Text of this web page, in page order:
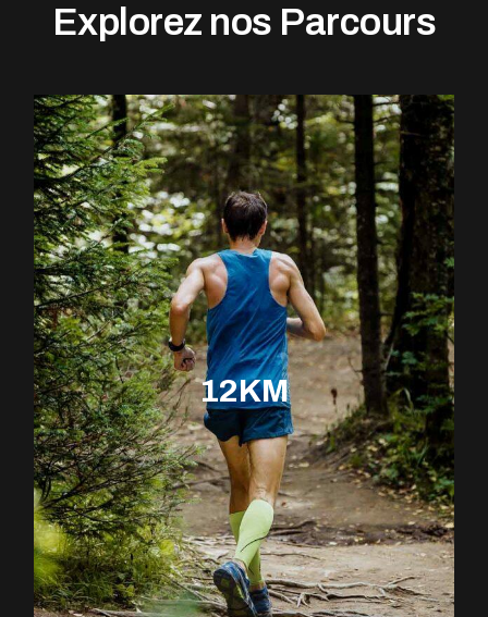
Explorez nos Parcours
12KM